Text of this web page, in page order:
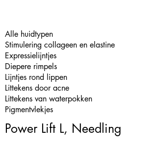
Power Lift L, Needling
Alle huidtypen
Stimulering collageen en elastine
Expressielijntjes
Diepere rimpels
Lijntjes rond lippen
Littekens door acne
Littekens van waterpokken
Pigmentvlekjes